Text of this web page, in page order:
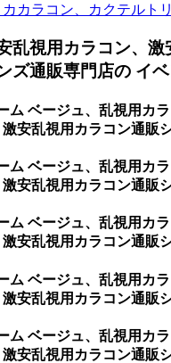
カラコン、カクテル
乱視用カラコン、
ズ通販専門店の イベ
ム ベージュ、乱視用
安乱視用カラコン通販
ム ベージュ、乱視用
安乱視用カラコン通販
ム ベージュ、乱視用
安乱視用カラコン通販
ム ベージュ、乱視用
安乱視用カラコン通販
ム ベージュ、乱視用
安乱視用カラコン通販